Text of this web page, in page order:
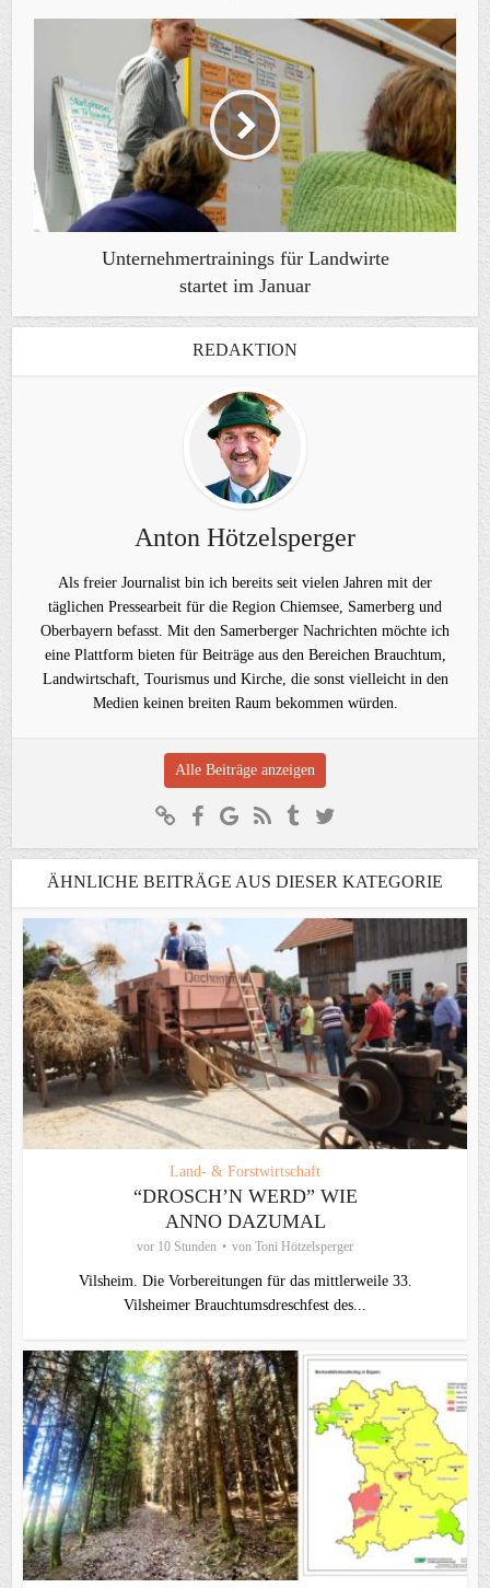
Unternehmertrainings für Landwirte
startet im Januar
REDAKTION
Anton Hötzelsperger
Als freier Journalist bin ich bereits seit vielen Jahren mit der
täglichen Pressearbeit für die Region Chiemsee, Samerberg und
Oberbayern befasst. Mit den Samerberger Nachrichten möchte ich
eine Plattform bieten für Beiträge aus den Bereichen Brauchtum,
Landwirtschaft, Tourismus und Kirche, die sonst vielleicht in den
Medien keinen breiten Raum bekommen würden.
Alle Beiträge anzeigen
ÄHNLICHE BEITRÄGE AUS DIESER KATEGORIE
Land- & Forstwirtschaft
“DROSCH’N WERD” WIE
ANNO DAZUMAL
vor 10 Stunden von Toni Hötzelsperger
Vilsheim. Die Vorbereitungen für das mittlerweile 33.
Vilsheimer Brauchtumsdreschfest des...